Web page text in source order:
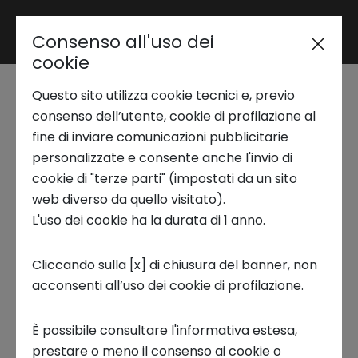
Area riservata
Trend Analysis
Applied Research
Startup Development
Business Transformation
Ecosystem enabling
Seminario AI Lab |
Sugar, Salt and
Pepper
Consenso all'uso dei
cookie
Questo sito utilizza cookie tecnici e, previo
consenso dell’utente, cookie di profilazione al
fine di inviare comunicazioni pubblicitarie
personalizzate e consente anche l'invio di
cookie di "terze parti" (impostati da un sito
web diverso da quello visitato).
L'uso dei cookie ha la durata di 1 anno.
Cliccando sulla [x] di chiusura del banner, non
acconsenti all’uso dei cookie di profilazione.
È possibile consultare l'informativa estesa,
prestare o meno il consenso ai cookie o